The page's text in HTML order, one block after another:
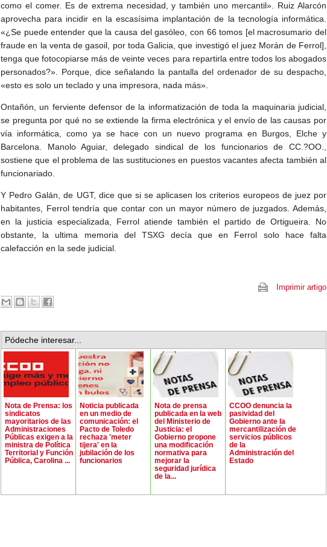
como el comer. Es de extrema necesidad, y también uno mercantil». Ruiz Alarcón
aprovecha para incidir en la escasísima implantación de la tecnología informática.
«¿Se puede entender que la causa del gasóleo, con 66 tomos [el macrosumario del
fraude en la venta de gasoil, por toda Galicia, que investigó el juez Morán de Ferrol],
tenga que fotocopiarse más de veinte veces para repartirla entre todos los abogados
personados?». Porque, dice señalando la pantalla del ordenador de su despacho,
«esto es solo un teclado y una impresora, nada más».
Ontañón, un ferviente defensor de la informatización de toda la maquinaria judicial,
se pregunta por qué no se extiende la firma electrónica y el envío de las causas por
vía informática, como ya se hace con un nuevo programa en Burgos, Elche y
Barcelona. Manolo Aguiar, delegado sindical de los funcionarios de CC.?OO.,
sostiene que el problema de las sustituciones en puestos vacantes afecta también al
funcionariado.
Y Pedro Galán, de UGT, dice que si se aplicasen los criterios europeos de juez por
habitantes, Ferrol tendría que contar con un mayor número de juzgados. Además,
en la justicia especializada, Ferrol atiende también el partido de Ortigueira. No
obstante, la ultima memoria del TSXG decía que en Ferrol solo hace falta
calefacción en la sede judicial.
Imprimir artigo
Pódeche interesar...
Nota de Prensa: los
sindicatos
mayoritarios de las
Administraciones
Públicas exigen a la
ministra de Política
Territorial y Función
Pública, Carolina ...
Noticia publicada
en un medio de
comunicación: el
Pacto de Toledo
rechaza 'meter
tijera' en la
jubilación de los
funcionarios
Nota de prensa
publicada en la web
del Ministerio de
Justicia: el
Gobierno propone
una modificación
normativa para
mejorar la
seguridad jurídica
de la...
CCOO denuncia la
pasividad del
Gobierno ante la
mercantilización de
servicios públicos
de la
Administración del
Estado